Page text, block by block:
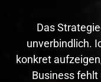
Das
unverbindlich.
konkret
Business